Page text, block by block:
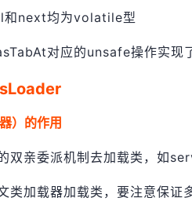
和next均为volatile型
对应的unsafe操作实现
）的作用
双亲委派机制去加载类，如
类加载器加载类，要注意保证